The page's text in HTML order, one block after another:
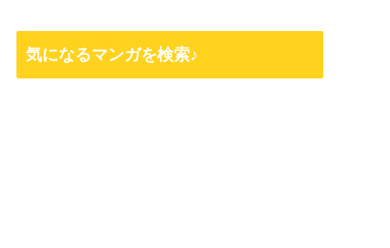
気になるマンガを検索♪